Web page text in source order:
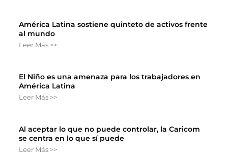
América Latina sostiene quinteto de activos frente
al mundo
Leer Más >>
El Niño es una amenaza para los trabajadores en
América Latina
Leer Más >>
Al aceptar lo que no puede controlar, la Caricom
se centra en lo que sí puede
Leer Más >>